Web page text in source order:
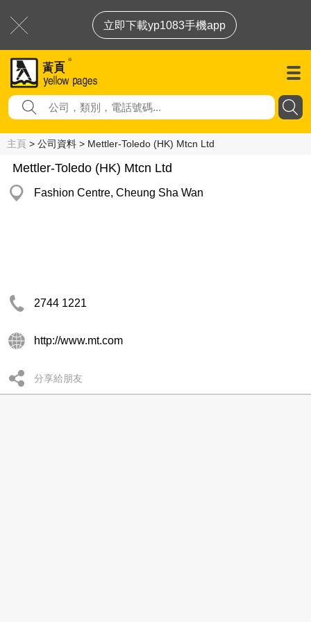
立即下載yp1083手機app
主頁 > 公司資料 > Mettler-Toledo (HK) Mtcn Ltd
Mettler-Toledo (HK) Mtcn Ltd
Fashion Centre, Cheung Sha Wan
2744 1221
http://www.mt.com
分享給朋友